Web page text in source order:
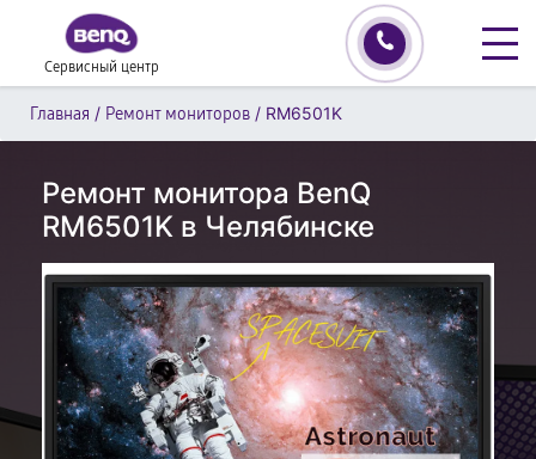
Сервисный центр
Главная / Ремонт мониторов / RM6501K
Ремонт монитора BenQ
RM6501K в Челябинске